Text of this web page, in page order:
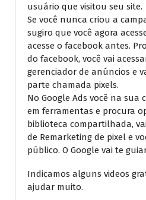
usuário que visitou seu site.
Se você nunca criou a
sugiro que você agora
acesse o facebook antes.
do facebook, você vai
gerenciador de anúncios e
parte chamada pixels.
No Google Ads você na sua
em ferramentas e procura
biblioteca compartilhada,
de Remarketing de pixel e
público. O Google vai te
Indicamos alguns videos
ajudar muito.